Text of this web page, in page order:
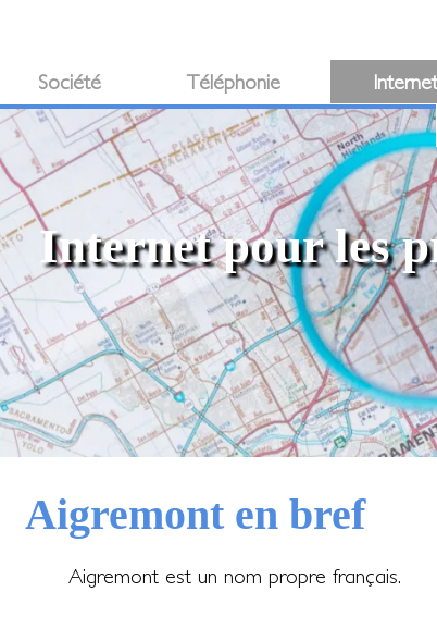
Société Téléphonie
Internet pour les
Aigremont en bref
Aigremont est un nom propre français.